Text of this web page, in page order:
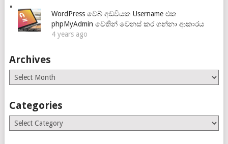
WordPress වෙබ් අඩවියක Username එක
phpMyAdmin වෙතින් වෙනස් කර ගන්නා ආකාරය
4 years ago
Archives
Archives
Categories
Categories